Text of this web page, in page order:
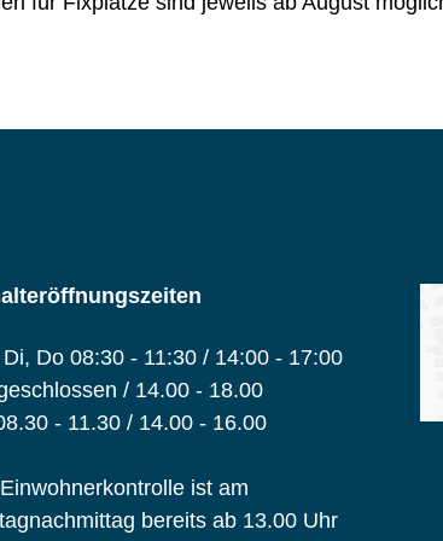
Do 08:30 - 11:30 / 14:00 - 17:00
/ 14.00 - 18.00
- 11.30 / 14.00 - 16.00
ist am
bereits ab 13.00 Uhr